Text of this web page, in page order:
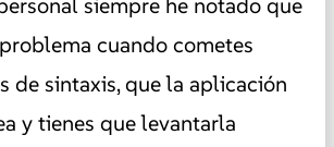
cuando cometes
de sintaxis, que la aplicación
y tienes que levantarla